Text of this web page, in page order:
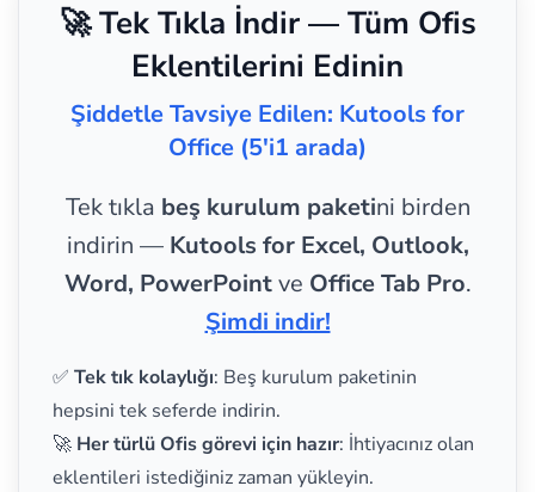
🚀 Tek Tıkla İndir — Tüm Ofis
Eklentilerini Edinin
Şiddetle Tavsiye Edilen: Kutools for
Office (5'i1 arada)
Tek tıkla beş kurulum paketini birden
indirin — Kutools for Excel, Outlook,
Word, PowerPointve Office Tab Pro.
Şimdi indir!
✅ Tek tık kolaylığı: Beş kurulum paketinin
hepsini tek seferde indirin.
🚀 Her türlü Ofis görevi için hazır: İhtiyacınız olan
eklentileri istediğiniz zaman yükleyin.